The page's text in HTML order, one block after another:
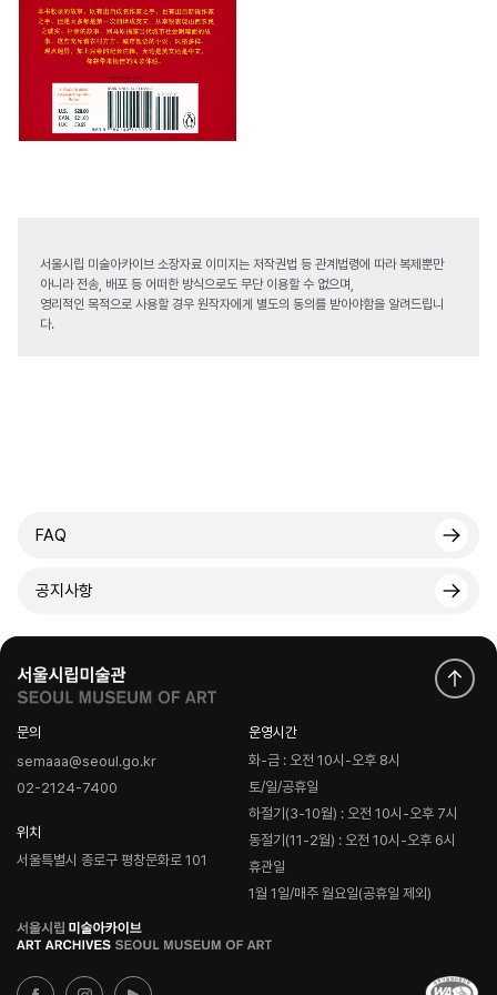
서울시립 미술아카이브 소장자료 이미지는 저작권법 등 관계법령에 따라 복제뿐만
아니라 전송, 배포 등 어떠한 방식으로도 무단 이용할 수 없으며,
영리적인 목적으로 사용할 경우 원작자에게 별도의 동의를 받아야함을 알려드립니
다.
FAQ
공지사항
문의
semaaa@seoul.go.kr
02-2124-7400
위치
서울특별시 종로구 평창문화로 101
운영시간
화-금 : 오전 10시-오후 8시
토/일/공휴일
하절기(3-10월) : 오전 10시-오후 7시
동절기(11-2월) : 오전 10시-오후 6시
휴관일
1월 1일/매주 월요일(공휴일 제외)
로
고